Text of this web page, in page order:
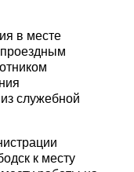
в месте
служебной
к месту